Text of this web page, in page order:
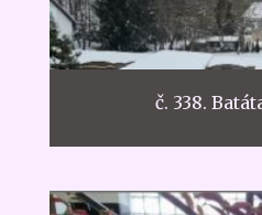
č. 338.